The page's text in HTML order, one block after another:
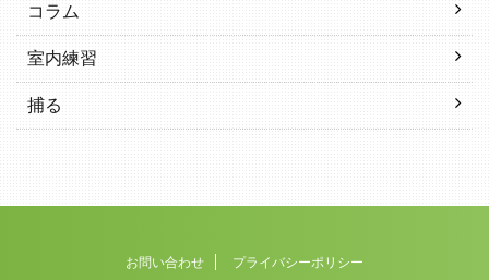
コラム
室内練習
捕る
お問い合わせ プライバシーポリシー